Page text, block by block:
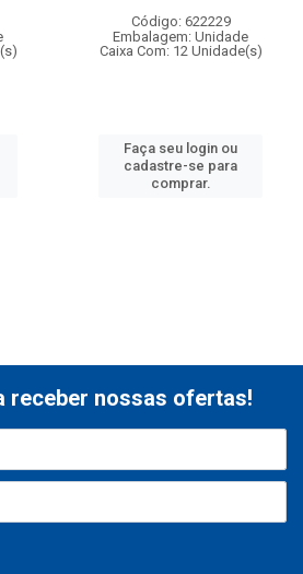
Código: 622229
Embalagem: Unidade
Caixa Com: 12 Unidade(s)
Faça seu login ou
cadastre-se para
comprar.
receber nossas ofertas!